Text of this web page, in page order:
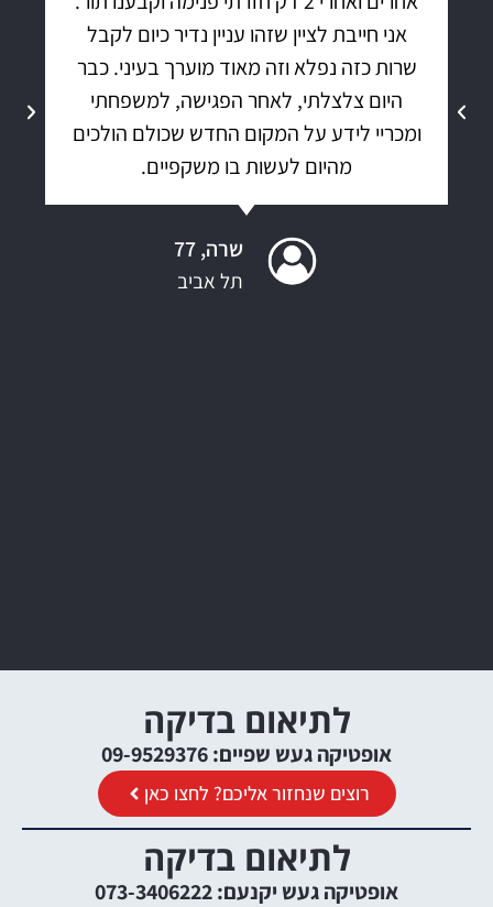
אני חייבת לציין שזהו עניין נדיר כיום לקבל
שרות כזה נפלא וזה מאוד מוערך בעיני. כבר
היום צלצלתי, לאחר הפגישה, למשפחתי
ומכריי לידע על המקום החדש שכולם הולכים
מהיום לעשות בו משקפיים.
שרה, 77
תל אביב
לתיאום בדיקה
אופטיקה געש שפיים: 09-9529376
רוצים שנחזור אליכם? לחצו כאן
לתיאום בדיקה
אופטיקה געש יקנעם: 073-3406222